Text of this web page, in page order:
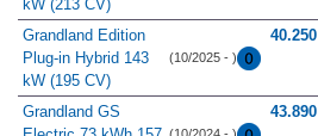
kW (213 CV)
Grandland Edition
Plug-in Hybrid 143
kW (195 CV)
(10/2025 - )
40.250
Grandland GS
43.890